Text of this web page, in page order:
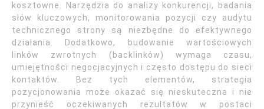
kosztowne. Narzędzia do analizy konkurencji, badania
słów kluczowych, monitorowania pozycji czy audytu
technicznego strony są niezbędne do efektywnego
działania. Dodatkowo, budowanie wartościowych
linków zwrotnych (backlinków) wymaga czasu,
umiejętności negocjacyjnych i często dostępu do sieci
kontaktów. Bez tych elementów, strategia
pozycjonowania może okazać się nieskuteczna i nie
przynieść oczekiwanych rezultatów w postaci